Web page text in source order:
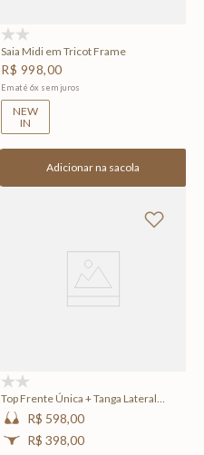
Saia Midi em Tricot Frame
R$ 998,00
Em até 6x sem juros
NEW
IN
Adicionar na sacola
Top Frente Única + Tanga Lateral
Média Lisa Frame
R$ 598,00
R$ 398,00